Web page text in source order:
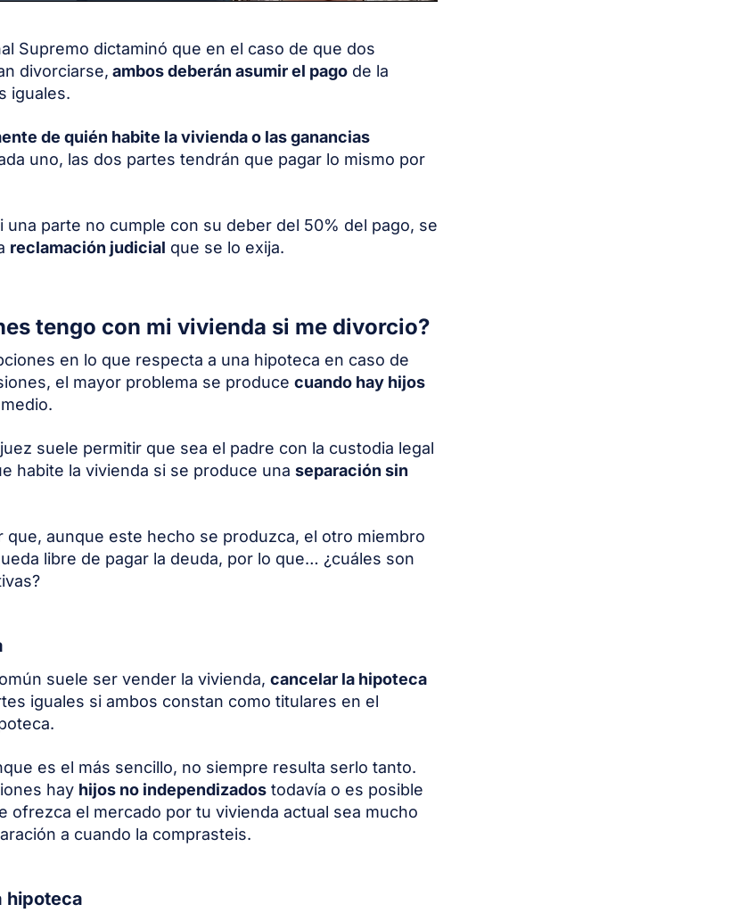
Supremo dictaminó que en el caso de que dos
divorciarse, ambos deberán asumir el pago de la
iguales.
de quién habite la vivienda o las ganancias
uno, las dos partes tendrán que pagar lo mismo por
una parte no cumple con su deber del 50% del pago, se
reclamación judicial que se lo exija.
tengo con mi vivienda si me divorcio?
en lo que respecta a una hipoteca en caso de
el mayor problema se produce cuando hay hijos
suele permitir que sea el padre con la custodia legal
habite la vivienda si se produce una separación sin
que, aunque este hecho se produzca, el otro miembro
libre de pagar la deuda, por lo que… ¿cuáles son
suele ser vender la vivienda, cancelar la hipoteca
iguales si ambos constan como titulares en el
es el más sencillo, no siempre resulta serlo tanto.
hay hijos no independizados todavía o es posible
ofrezca el mercado por tu vivienda actual sea mucho
a cuando la comprasteis.
hipoteca